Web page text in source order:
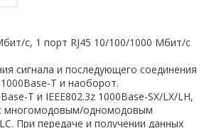
с, 1 порт RJ45 10/100/1000 Мбит/с
сигнала и последующего соединения
T и наоборот.
T и IEEE802.3z 1000Base-SX/LX/LH,
многомодовым/одномодовым
При передаче и получении данных